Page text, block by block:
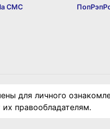
СМС ПопРэп
для личного
правообладателям.